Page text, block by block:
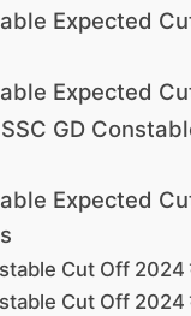
Expected
Expected
GD
Expected
Cut Off
Cut Off 2024